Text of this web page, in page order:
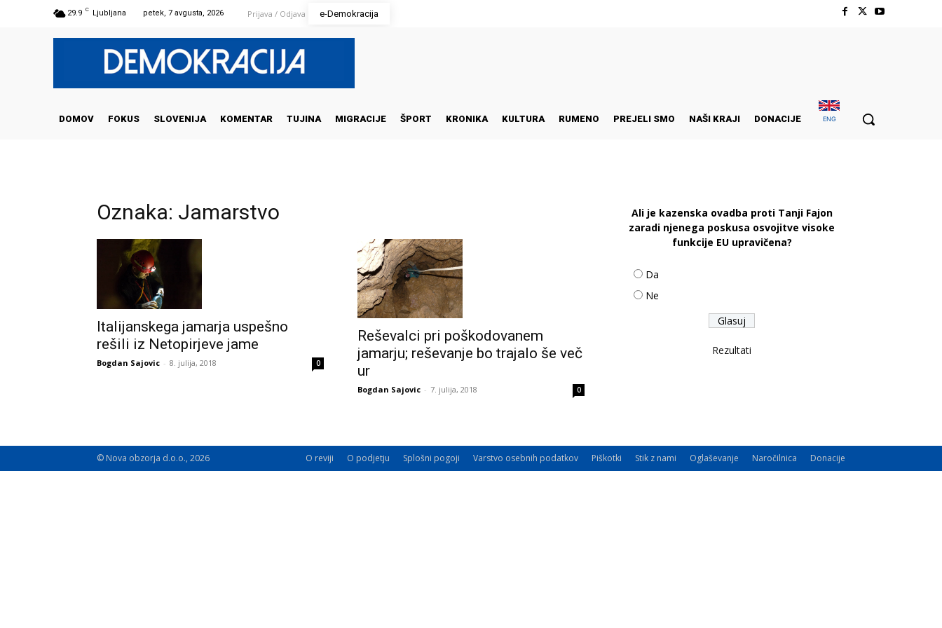
29.9 C Ljubljana petek, 7 avgusta, 2026 Prijava / Odjava e-Demokracija
DOMOV FOKUS SLOVENIJA KOMENTAR TUJINA MIGRACIJE ŠPORT KRONIKA KULTURA RUMENO PREJELI SMO NAŠI KRAJI DONACIJE ENG
Oznaka: Jamarstvo
Italijanskega jamarja uspešno
rešili iz Netopirjeve jame
Bogdan Sajovic - 8. julija, 2018 0
Reševalci pri poškodovanem
jamarju; reševanje bo trajalo še več
ur
Bogdan Sajovic - 7. julija, 2018 0
Ali je kazenska ovadba proti Tanji Fajon
zaradi njenega poskusa osvojitve visoke
funkcije EU upravičena?
Da
Ne
Rezultati
O reviji O podjetju Splošni pogoji Varstvo osebnih podatkov Piškotki Stik z nami Oglaševanje Naročilnica Donacije
© Nova obzorja d.o.o., 2026